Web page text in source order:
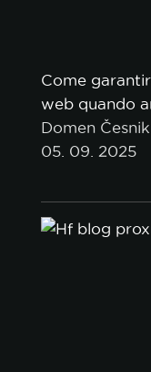
Come
web quando
Domen Česnik
05. 09. 2025